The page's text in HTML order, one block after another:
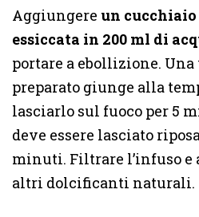
Aggiungere un
essiccata in 200 ml di
portare a ebollizione.
preparato giunge alla
lasciarlo sul fuoco per 5
deve essere lasciato
minuti. Filtrare l’infuso e
altri dolcificanti naturali.